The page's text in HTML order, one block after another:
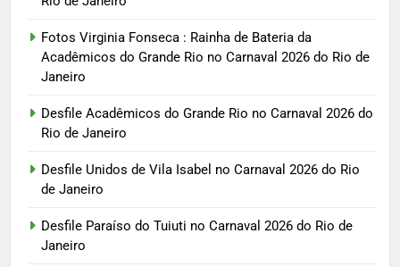
Fotos Virginia Fonseca : Rainha de Bateria da
Acadêmicos do Grande Rio no Carnaval 2026 do Rio de
Janeiro
Desfile Acadêmicos do Grande Rio no Carnaval 2026 do
Rio de Janeiro
Desfile Unidos de Vila Isabel no Carnaval 2026 do Rio
de Janeiro
Desfile Paraíso do Tuiuti no Carnaval 2026 do Rio de
Janeiro